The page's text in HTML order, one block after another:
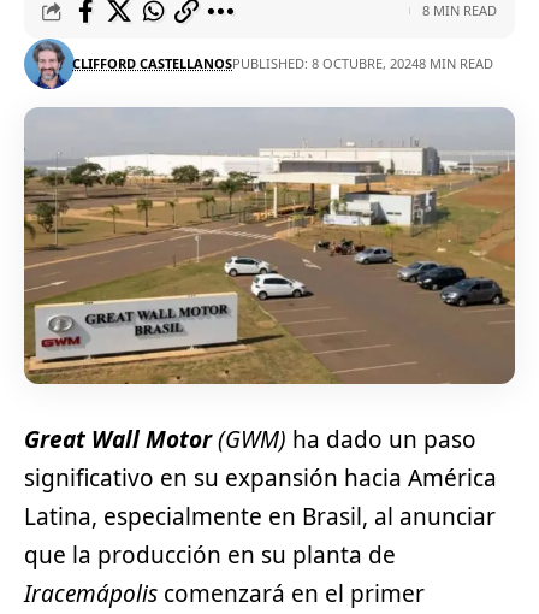
CLIFFORD CASTELLANOSPUBLISHED: 8 OCTUBRE, 20248 MIN READ
8 MIN READ
Great Wall Motor(GWM) ha dado un paso
significativo en su expansión hacia América
Latina, especialmente en Brasil, al anunciar
que la producción en su planta de
Iracemápolis comenzará en el primer